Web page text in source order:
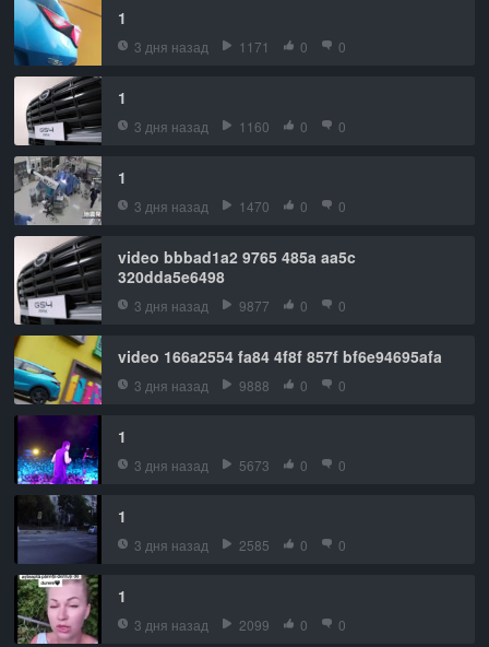
1
3 дня назад 1171 0 0
1
3 дня назад 1160 0 0
1
3 дня назад 1470 0 0
video bbbad1a2 9765 485a aa5c
320dda5e6498
3 дня назад 9877 0 0
video 166a2554 fa84 4f8f 857f bf6e94695afa
3 дня назад 9888 0 0
1
3 дня назад 5673 0 0
1
3 дня назад 2585 0 0
1
3 дня назад 2099 0 0